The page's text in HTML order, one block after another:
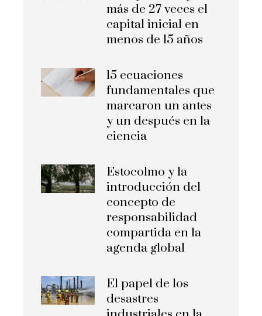
más de 27 veces el
capital inicial en
menos de 15 años
15 ecuaciones
fundamentales que
marcaron un antes
y un después en la
ciencia
Estocolmo y la
introducción del
concepto de
responsabilidad
compartida en la
agenda global
El papel de los
desastres